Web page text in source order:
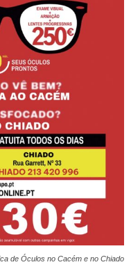
de Óculos no Cacém e no Chiado